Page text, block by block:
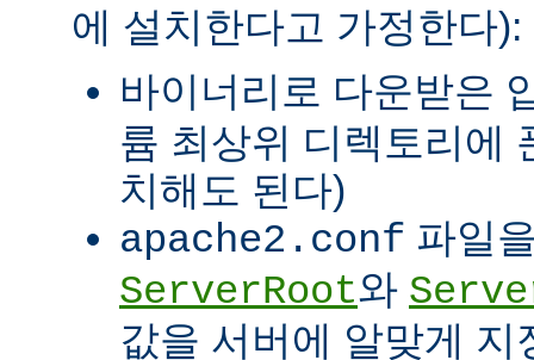
에 설치한다고 가정한다):
바이너리로 다운받은
륨 최상위 디렉토리에
치해도 된다)
apache2.conf 파일
ServerRoot와
값을 서버에 알맞게 지